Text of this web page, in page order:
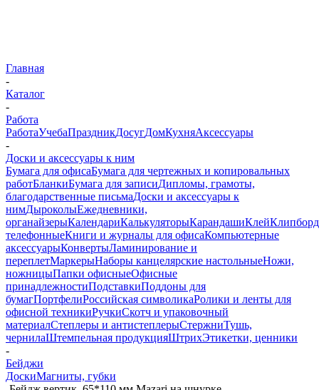
Главная
-
Каталог
-
Работа
РаботаУчебаПраздникДосугДомКухняАксессуары
-
Доски и аксессуары к ним
Бумага для офисаБумага для чертежных и копировальных
работБланкиБумага для записиДипломы, грамоты,
благодарственные письмаДоски и аксессуары к
нимДыроколыЕжедневники,
органайзерыКалендариКалькуляторыКарандашиКлей
телефонныеКниги и журналы для офисаКомпьютерные
аксессуарыКонвертыЛаминирование и
переплетМаркерыНаборы канцелярские настольныеНожи,
ножницыПапки офисныеОфисные
принадлежностиПодставкиПоддоны для
бумагПортфелиРоссийская символикаРолики и ленты для
офисной техникиРучкиСкотч и упаковочный
материалСтеплеры и антистеплерыСтержниТушь,
чернилаШтемпельная продукцияШтрихЭтикетки, ценники
-
Бейджи
ДоскиМагниты, губки